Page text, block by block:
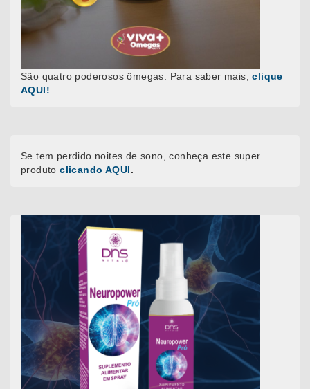
São quatro poderosos ômegas. Para saber mais,clique
AQUI!
Se tem perdido noites de sono, conheça este super
produto clicando AQUI.